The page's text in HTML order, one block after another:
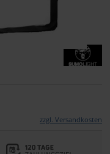
zzgl. Versandkosten